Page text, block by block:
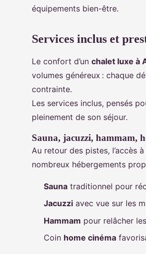
équipements bien-être.
Services inclus et
Le confort d’un chalet luxe à
volumes généreux : chaque
contrainte.
Les services inclus, pensés
pleinement de son séjour.
Sauna, jacuzzi, hammam,
Au retour des pistes, l’accès
nombreux hébergements
Sauna traditionnel pour
Jacuzzi avec vue sur les
Hammam pour relâcher
Coin home cinéma